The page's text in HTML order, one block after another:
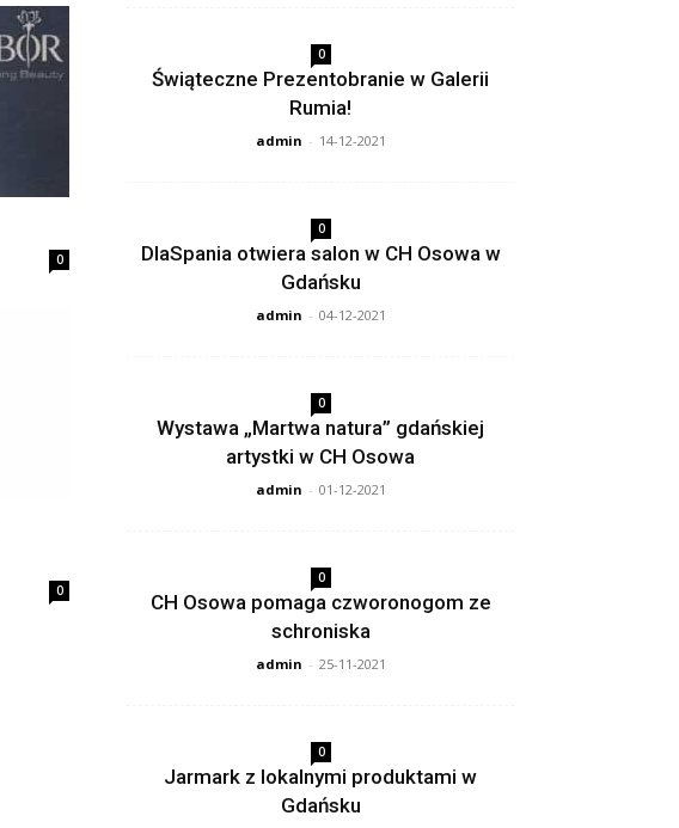
0
0
0
Świąteczne Prezentobranie w Galerii
Rumia!
admin - 14-12-2021
0
DlaSpania otwiera salon w CH Osowa w
Gdańsku
admin - 04-12-2021
0
Wystawa „Martwa natura” gdańskiej
artystki w CH Osowa
admin - 01-12-2021
0
CH Osowa pomaga czworonogom ze
schroniska
admin - 25-11-2021
0
Jarmark z lokalnymi produktami w
Gdańsku